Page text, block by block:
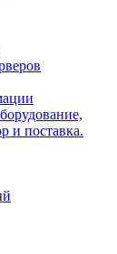
и поставка.